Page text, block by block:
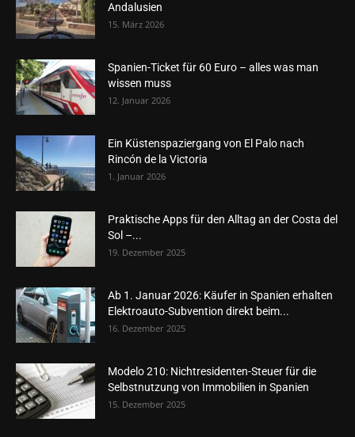
Andalusien
15. März 2026
Spanien-Ticket für 60 Euro – alles was man
wissen muss
12. Januar 2026
Ein Küstenspaziergang von El Palo nach
Rincón de la Victoria
1. Januar 2026
Praktische Apps für den Alltag an der Costa del
Sol –...
19. Dezember 2025
Ab 1. Januar 2026: Käufer in Spanien erhalten
Elektroauto-Subvention direkt beim...
16. Dezember 2025
Modelo 210: Nichtresidenten-Steuer für die
Selbstnutzung von Immobilien in Spanien
15. Dezember 2025